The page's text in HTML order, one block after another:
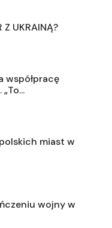
Z UKRAINĄ?
współpracę
miast w
wojny w